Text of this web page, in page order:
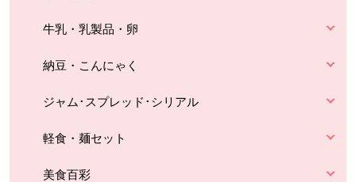
牛乳・乳製品・卵
納豆・こんにゃく
ジャム･スプレッド･シリアル
軽食・麺セット
美食百彩